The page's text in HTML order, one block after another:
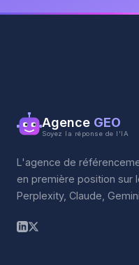
Agence GEO
Soyez la réponse de l'IA
L'agence de
en première position sur
Perplexity, Claude,